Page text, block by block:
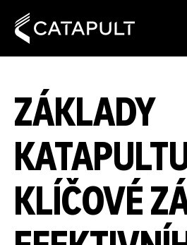
ZÁKLADY
KLÍČOVÉ